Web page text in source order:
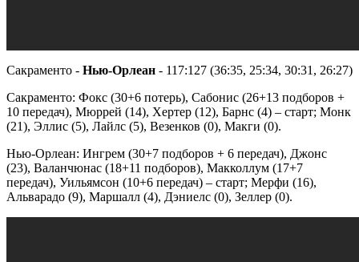
Сакраменто - Нью-Орлеан - 117:127 (36:35, 25:34, 30:31, 26:27)
Сакраменто: Фокс (30+6 потерь), Сабонис (26+13 подборов +
10 передач), Мюррей (14), Хертер (12), Барнс (4) – старт; Монк
(21), Эллис (5), Лайлс (5), Везенков (0), Макги (0).
Нью-Орлеан: Ингрем (30+7 подборов + 6 передач), Джонс
(23), Валанчюнас (18+11 подборов), Макколлум (17+7
передач), Уильямсон (10+6 передач) – старт; Мерфи (16),
Альварадо (9), Маршалл (4), Дэниелс (0), Зеллер (0).